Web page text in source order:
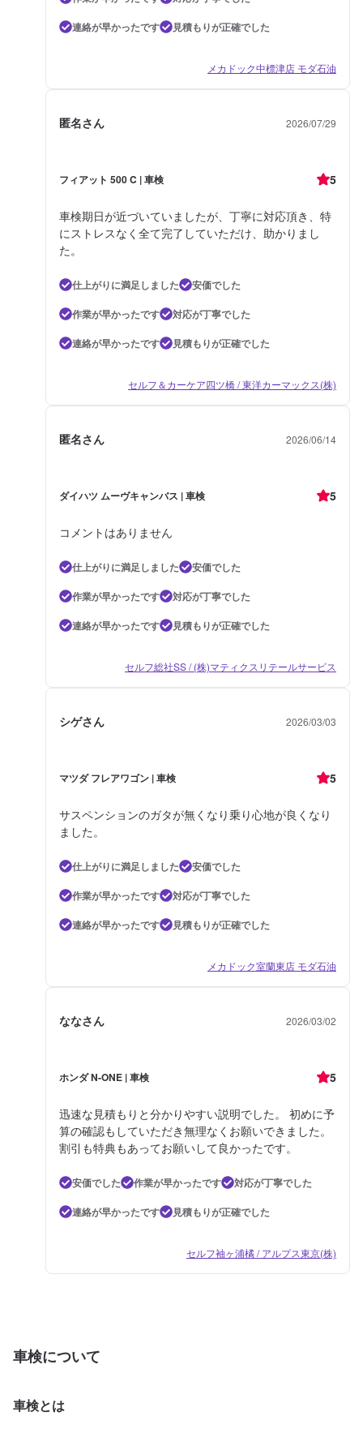
連絡が早かったです
見積もりが正確でした
メカドック中標津店 モダ石油
匿名さん 2026/07/29
フィアット 500 C | 車検 5
車検期日が近づいていましたが、丁寧に対応頂き、特
にストレスなく全て完了していただけ、助かりまし
た。
仕上がりに満足しました
安価でした
作業が早かったです
対応が丁寧でした
連絡が早かったです
見積もりが正確でした
セルフ＆カーケア四ツ橋 / 東洋カーマックス(株)
匿名さん 2026/06/14
ダイハツ ムーヴキャンバス | 車検 5
コメントはありません
仕上がりに満足しました
安価でした
作業が早かったです
対応が丁寧でした
連絡が早かったです
見積もりが正確でした
セルフ総社SS / (株)マティクスリテールサービス
シゲさん 2026/03/03
マツダ フレアワゴン | 車検 5
サスペンションのガタが無くなり乗り心地が良くなり
ました。
仕上がりに満足しました
安価でした
作業が早かったです
対応が丁寧でした
連絡が早かったです
見積もりが正確でした
メカドック室蘭東店 モダ石油
ななさん 2026/03/02
ホンダ N-ONE | 車検 5
迅速な見積もりと分かりやすい説明でした。 初めに予
算の確認もしていただき無理なくお願いできました。
割引も特典もあってお願いして良かったです。
安価でした 作業が早かったです
対応が丁寧でした
連絡が早かったです
見積もりが正確でした
セルフ袖ヶ浦橘 / アルプス東京(株)
車検について
車検とは